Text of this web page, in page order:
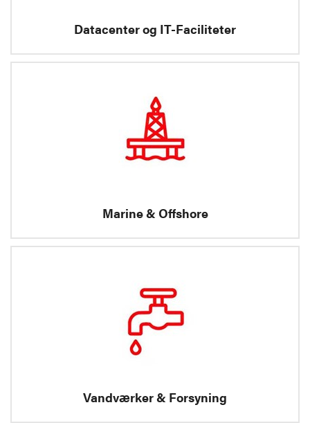
Datacenter og IT-Faciliteter
Marine & Offshore
Vandværker & Forsyning